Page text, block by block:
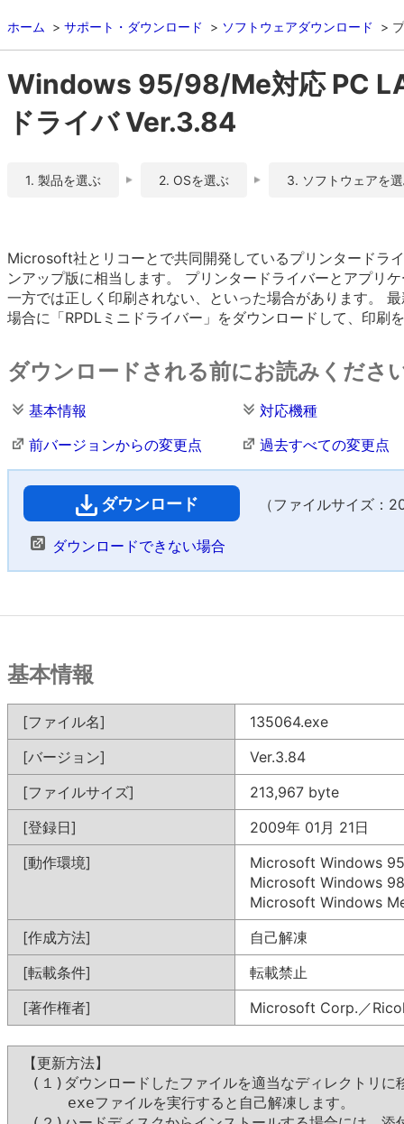
ホーム サポート・ダウンロード ソフトウェアダウンロード
Windows 95/98/Me対応 PC
ドライバ Ver.3.84
1. 製品を選ぶ 2. OSを選ぶ 3. ソフトウェアを
Microsoft社とリコーとで共同開発しているプリンタードラ
ンアップ版に相当します。 プリンタードライバーとアプリ
一方では正しく印刷されない、といった場合があります。
場合に「RPDLミニドライバー」をダウンロードして、印刷
ダウンロードされる前にお読みくださ
基本情報
対応機種
前バージョンからの変更点
過去すべての変更点
ダウンロード （ファイルサイズ：
ダウンロードできない場合
基本情報
[ファイル名]
135064.exe
[バージョン]
Ver.3.84
[ファイルサイズ]
213,967 byte
[登録日]
2009年 01月 21日
[動作環境]
Microsoft Windows
Microsoft Windows
Microsoft Windows
[作成方法]
自己解凍
[転載条件]
転載禁止
[著作権者]
Microsoft Corp.／
【更新方法】
(１)ダウンロードしたファイルを適当なディレクトリに
     exeファイルを実行すると自己解凍します。